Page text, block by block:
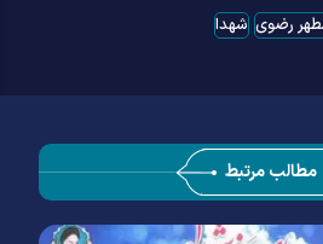
رضوی شهدا
مطالب مرتبط